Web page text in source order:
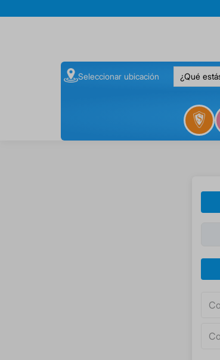
Seleccionar ubicación ¿Qué